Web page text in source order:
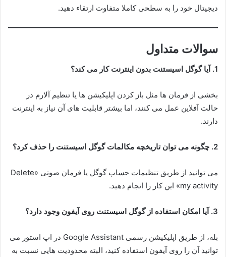
دیجیتال خود را به سطحی کاملا متفاوت ارتقاء دهید.
سوالات متداول
1. آیا گوگل اسیستنت بدون اینترنت کار می کند؟
بخشی از فرمان ها مثل باز کردن اپلیکیشن ها یا تنظیم آلارم در
حالت آفلاین عمل می کنند، اما بیشتر قابلیت های آن نیاز به اینترنت
دارند.
2. چگونه می توان تاریخچه مکالمات گوگل اسیستنت را حذف کرد؟
می توانید از طریق تنظیمات حساب گوگل یا فرمان صوتی «Delete
my activity» این کار را انجام دهید.
3. آیا امکان استفاده از گوگل اسیستنت روی آیفون وجود دارد؟
بله، از طریق اپلیکیشن رسمی Google Assistant در اپ استور می
توانید آن را روی آیفون استفاده کنید، البته محدودیت هایی نسبت به